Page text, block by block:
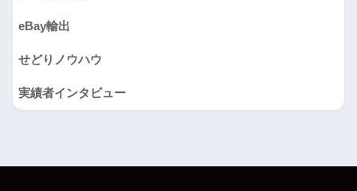
eBay輸出
せどりノウハウ
実績者インタビュー